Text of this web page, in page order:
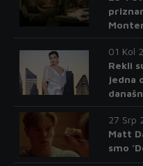
01 Kol
Rekli
jedna
27 Srp
Matt
smo